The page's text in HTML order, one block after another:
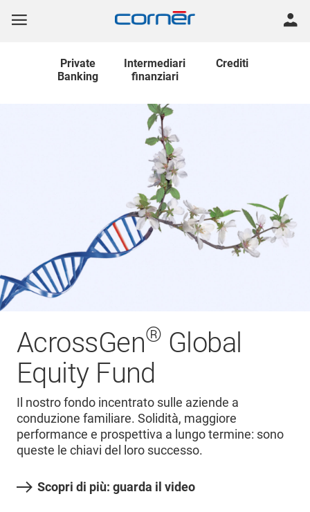
Private
Banking
Intermediari
finanziari
Crediti
AcrossGen® Global
Equity Fund
Il nostro fondo incentrato sulle aziende a
conduzione familiare. Solidità, maggiore
performance e prospettiva a lungo termine: sono
queste le chiavi del loro successo.
Scopri di più: guarda il video